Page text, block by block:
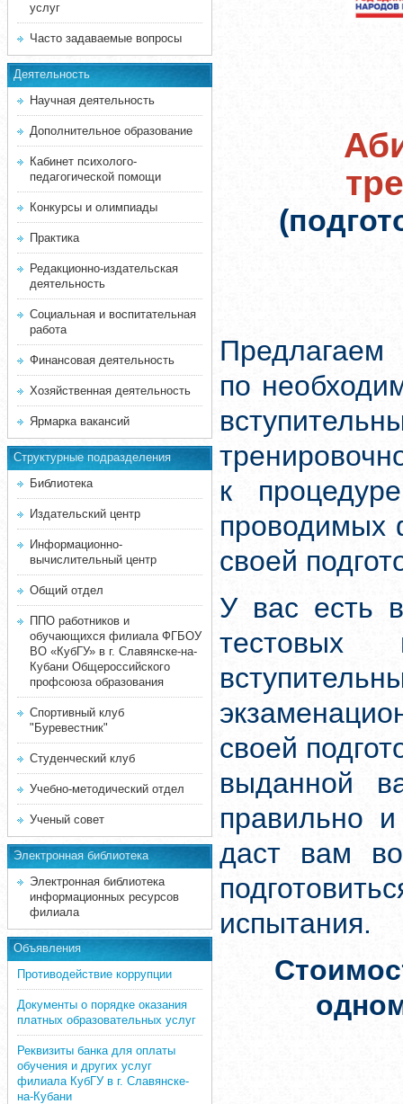
услуг
Часто задаваемые вопросы
Деятельность
Научная деятельность
Дополнительное образование
Кабинет психолого-
педагогической помощи
Конкурсы и олимпиады
Практика
Редакционно-издательская
деятельность
Социальная и воспитательная
работа
Финансовая деятельность
Хозяйственная деятельность
Ярмарка вакансий
Структурные подразделения
Библиотека
Издательский центр
Информационно-
вычислительный центр
Общий отдел
ППО работников и
обучающихся филиала ФГБОУ
ВО «КубГУ» в г. Славянске-на-
Кубани Общероссийского
профсоюза образования
Спортивный клуб
"Буревестник"
Студенческий клуб
Учебно-методический отдел
Ученый совет
Электронная библиотека
Электронная библиотека
информационных ресурсов
филиала
Объявления
Противодействие коррупции
Документы о порядке оказания
платных образовательных услуг
Реквизиты банка для оплаты
обучения и других услуг
филиала КубГУ в г. Славянске-
на-Кубани
Предлагаем
по
к
проводимых
своей
У вас есть
тестовых
своей
выданной
правильно
даст вам
испытания.